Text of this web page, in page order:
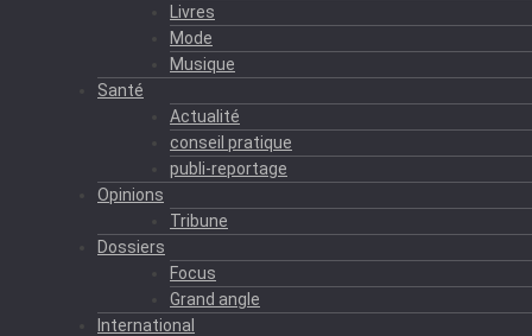
Livres
Mode
Musique
Santé
Actualité
conseil pratique
publi-reportage
Opinions
Tribune
Dossiers
Focus
Grand angle
International